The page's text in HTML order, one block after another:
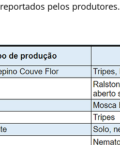
reportados pelos produtores.